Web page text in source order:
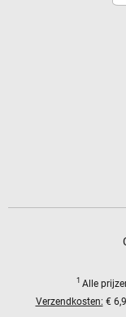
1 Alle
Verzendkosten: €